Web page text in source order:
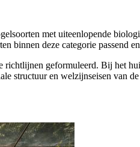
met uiteenlopende
binnen deze categorie passend
geformuleerd. Bij het
structuur en welzijnseisen